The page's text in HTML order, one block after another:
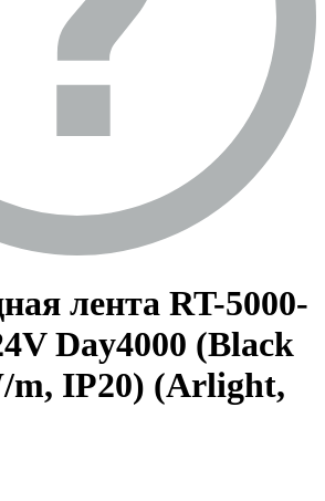
лента RT-5000-
Day4000 (Black
m, IP20) (Arlight,